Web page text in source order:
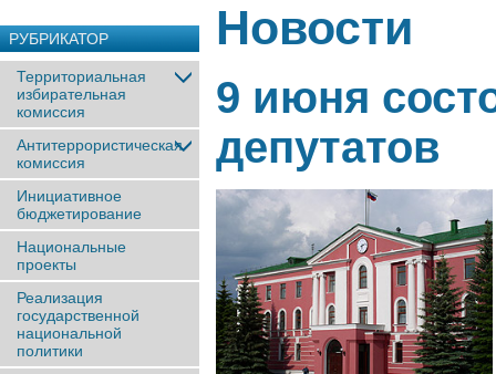
РУБРИКАТОР
Территориальная
избирательная
комиссия
Антитеррористическая
комиссия
Инициативное
бюджетирование
Национальные
проекты
Реализация
государственной
национальной
политики
Новости
9 июня
депутатов